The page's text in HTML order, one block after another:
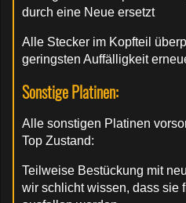
durch eine Neue ersetzt
Alle Stecker im Kopfteil
geringsten Auffälligkeit
Sonstige Platinen:
Alle sonstigen Platinen
Top Zustand:
Teilweise Bestückung mit
wir schlicht wissen, dass sie